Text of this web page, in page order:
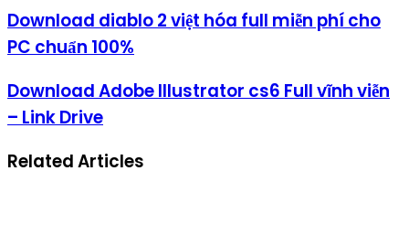
Download diablo 2 việt hóa full miễn phí cho
PC chuẩn 100%
Download Adobe Illustrator cs6 Full vĩnh viễn
– Link Drive
Related Articles